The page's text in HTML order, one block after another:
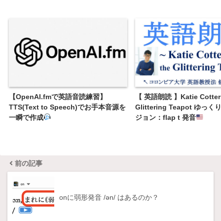
【OpenAI.fmで英語音読練習】
TTS(Text to Speech)でお手本音源を
一瞬で作成
【 英語朗読 】Katie
Glittering Teapot ゆっく
ジョン：flap t 発音
前の記事
onに弱形発音 /ən/ はあるのか？